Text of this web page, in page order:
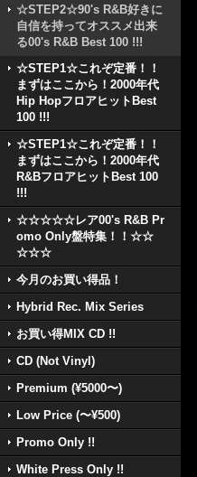
☆STEP2☆90's R&B好きに
自信を持ってオススメ出来
る00's R&B Best 100 !!!
☆STEP1☆これぞ定番！！
まずはここから！2000年代
Hip HopフロアヒットBest
100 !!!
☆STEP1☆これぞ定番！！
まずはここから！2000年代
R&BフロアヒットBest 100
!!!
☆☆☆☆☆レア00's R&B Pr
omo Only盤特集！！☆☆
☆☆☆
今月のお買い得品！
Hybrid Rec. Mix Series
お買い得MIX CD !!
CD (Not Vinyl)
Premium (¥5000〜)
Low Price (〜¥500)
Promo Only !!
White Press Only !!